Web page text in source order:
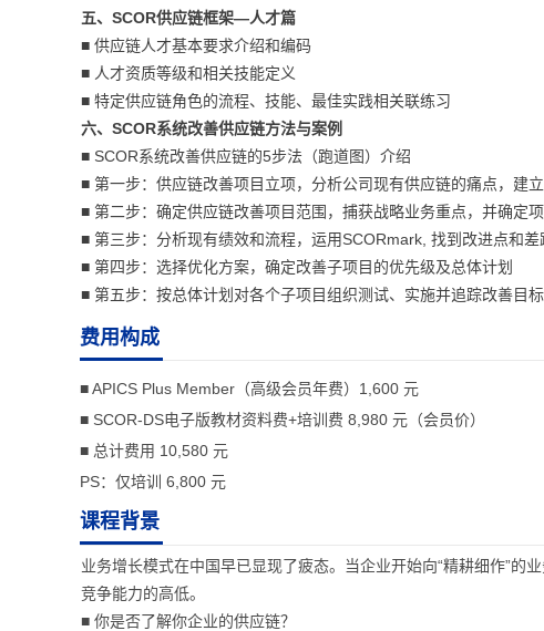
五、SCOR供应链框架—人才篇
■ 供应链人才基本要求介绍和编码
■ 人才资质等级和相关技能定义
■ 特定供应链角色的流程、技能、最佳实践相关联练习
六、SCOR系统改善供应链方法与案例
■ SCOR系统改善供应链的5步法（跑道图）介绍
■ 第一步：供应链改善项目立项，分析公司现有供应链的痛点，建
■ 第二步：确定供应链改善项目范围，捕获战略业务重点，并确定
■ 第三步：分析现有绩效和流程，运用SCORmark, 找到改进点和差
■ 第四步：选择优化方案，确定改善子项目的优先级及总体计划
■ 第五步：按总体计划对各个子项目组织测试、实施并追踪改善目
费用构成
■ APICS Plus Member（高级会员年费）1,600 元
■ SCOR-DS电子版教材资料费+培训费 8,980 元（会员价）
■ 总计费用 10,580 元
PS：仅培训 6,800 元
课程背景
业务增长模式在中国早已显现了疲态。当企业开始向“精耕细作”
竞争能力的高低。
■ 你是否了解你企业的供应链？